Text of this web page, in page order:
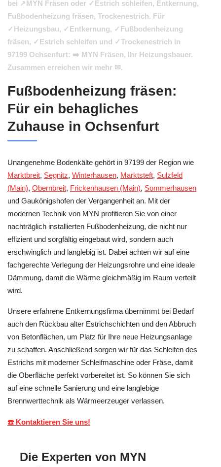
bei ↗️MYN Fräsen oder ✓Estrich schleifen, Entkernung,
Fußbodenheizung fräsen, Trockenestrich. Für
✓Heizungsbau, ✓Entkernung, ✓Fußbodenheizung
fräsen, ✓Estrich schleifen und ✓Trockenestrich in
97199 Ochsenfurt: ➡️ MYN Fräsen, Ihr Heizungsbauer.
Zusammen erreichen wir mehr ✉.
Fußbodenheizung fräsen:
Für ein behagliches
Zuhause in Ochsenfurt
Unangenehme Bodenkälte gehört in 97199 der Region wie
Marktbreit, Segnitz, Winterhausen, Marktsteft, Sulzfeld
(Main), Obernbreit, Frickenhausen (Main), Sommerhausen
und Gaukönigshofen der Vergangenheit an. Mit der
modernen Technik von MYN profitieren Sie von einer
nachträglich installierten Fußbodenheizung, die nicht nur
effizient und sorgfältig eingebaut wird, sondern auch
erschwinglich und langlebig ist. Dabei achten wir auf eine
fachgerechte Verlegung der Heizungsrohre und eine ideale
Dämmung, damit die Wärme gleichmäßig im Raum verteilt
wird.
Unsere erfahrene Entkernungsfirma übernimmt bei Bedarf
auch den Rückbau alter Estrichschichten und den Abbruch
von Betonflächen, um Platz für Ihre neue Heizungsanlage
zu schaffen. Anschließend sorgen wir für das Schleifen des
Estrichs mit moderner Schleifmaschine oder Fräse, damit
die Oberfläche perfekt vorbereitet ist. So können Sie sich
auf eine schnelle Sanierung und eine langlebige
Brennwerttechnik als Wärmeerzeuger verlassen.
☎️ Kontaktieren Sie uns!
Die Experten von MYN